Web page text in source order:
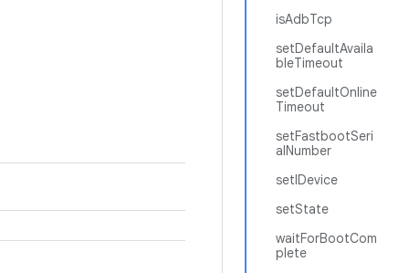
isAdbTcp
setDefaultAvaila
bleTimeout
setDefaultOnline
Timeout
setFastbootSeri
alNumber
setIDevice
setState
waitForBootCom
plete